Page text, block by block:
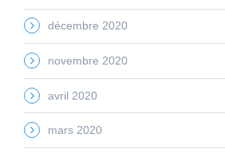
décembre 2020
novembre 2020
avril 2020
mars 2020